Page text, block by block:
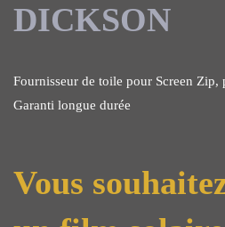
DICKSON
Fournisseur de toile pour Screen Zip,
Garanti longue durée
Vous